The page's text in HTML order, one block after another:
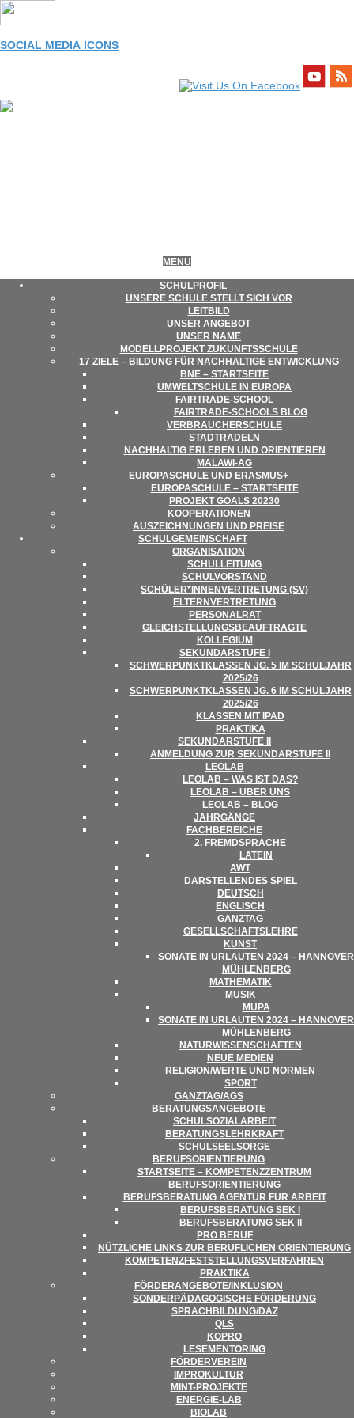
Skip
to
SOCIAL MEDIA ICONS
LEONORE-
GOLDSCHMIDT-
SCHULE
Menu
MENU
SCHUL­PRO­FIL
UNSERE SCHULE STELLT SICH VOR
LEIT­BILD
UNSER ANGE­BOT
UNSER NAME
MODELL­PRO­JEKT ZUKUNFTSSCHULE
17 ZIELE – BIL­DUNG FÜR NACH­HAL­TIGE ENTWICKLUNG
BNE – STARTSEITE
UMWELT­SCHULE IN EUROPA
FAIR­­TRADE-SCHOOL
FAIR­TRADE-SCHOOLS BLOG
VER­BRAU­CHER­SCHULE
STADT­RA­DELN
NACH­HAL­TIG ERLE­BEN UND ORIENTIEREN
MALAWI-AG
EURO­PA­SCHULE UND ERASMUS+
EURO­PA­SCHULE – STARTSEITE
PRO­JEKT GOALS 20230
KOOPE­RA­TIO­NEN
AUS­ZEICH­NUN­GEN UND PREISE
SCHUL­GE­MEIN­SCHAFT
ORGA­NI­SA­TION
SCHUL­LEI­TUNG
SCHUL­VOR­STAND
SCHÜLER*INNENVERTRETUNG (SV)
ELTERN­VER­TRE­TUNG
PER­SO­NAL­RAT
GLEICH­STEL­LUNGS­BE­AUF­TRAGTE
KOL­LE­GIUM
SEKUN­DAR­STUFE I
SCHWER­PUNKT­KLAS­SEN JG. 5 IM SCHUL­JAHR
2025/​​26
SCHWER­PUNKT­KLAS­SEN JG. 6 IM SCHUL­JAHR
2025/​​26
KLAS­SEN MIT IPAD
PRAK­TIKA
SEKUN­DAR­STUFE II
ANMEL­DUNG ZUR SEKUN­DAR­STUFE II
LEO­LAB
LEO­LAB – WAS IST DAS?
LEO­LAB – ÜBER UNS
LEO­LAB – BLOG
JAHR­GÄNGE
FACH­BE­REI­CHE
2. FREMD­SPRA­CHE
LATEIN
AWT
DAR­STEL­LEN­DES SPIEL
DEUTSCH
ENG­LISCH
GANZ­TAG
GESELL­SCHAFTS­LEHRE
KUNST
SONATE IN URLAU­TEN 2024 – HAN­NO­VER
MÜHLENBERG
MATHE­MA­TIK
MUSIK
MUPA
SONATE IN URLAU­TEN 2024 – HAN­NO­VER
MÜHLENBERG
NATUR­WIS­SEN­SCHAF­TEN
NEUE MEDIEN
RELIGION/​​WERTE UND NORMEN
SPORT
GANZTAG/​​AGS
BERA­TUNGS­AN­GE­BOTE
SCHUL­SO­ZI­AL­AR­BEIT
BERA­TUNGS­LEHR­KRAFT
SCHUL­SEEL­SORGE
BERUFS­ORI­EN­TIE­RUNG
START­SEITE – KOM­PE­TENZ­ZEN­TRUM
BERUFSORIENTIERUNG
BERUFS­BE­RA­TUNG AGEN­TUR FÜR ARBEIT
BERUFS­BE­RA­TUNG SEK I
BERUFS­BE­RA­TUNG SEK II
PRO BERUF
NÜTZ­LI­CHE LINKS ZUR BERUF­LI­CHEN ORIENTIERUNG
KOM­PE­TENZ­FEST­STEL­LUNGS­VER­FAH­REN
PRAK­TIKA
FÖRDERANGEBOTE/​​INKLUSION
SON­DER­PÄD­AGO­GI­SCHE FÖRDERUNG
SPRACHBILDUNG/​​DAZ
QLS
KOPRO
LESE­MEN­TO­RING
FÖR­DER­VER­EIN
IMPRO­KUL­TUR
MINT-PRO­­JEKTE
ENER­­GIE-LAB
BIO­LAB